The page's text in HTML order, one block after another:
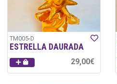
TM005-D
ESTRELLA DAURADA
29,00€